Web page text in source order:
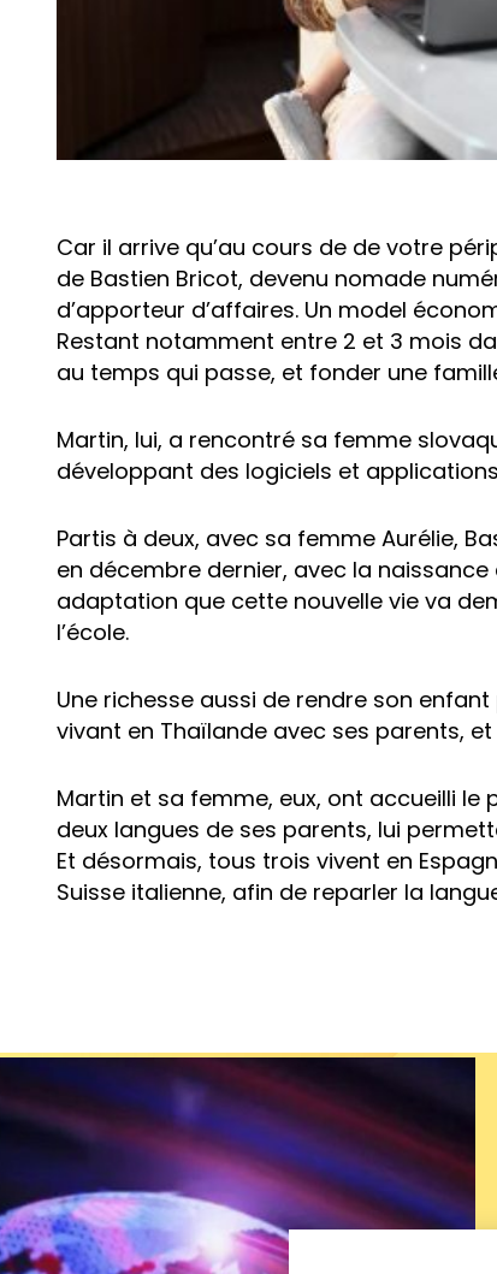
Car il arrive qu’au cours de de votre
de Bastien Bricot, devenu nomade
d’apporteur d’affaires. Un model
Restant notamment entre 2 et 3 mois
au temps qui passe, et fonder une
Martin, lui, a rencontré sa femme
développant des logiciels et
Partis à deux, avec sa femme Aurélie,
en décembre dernier, avec la
adaptation que cette nouvelle vie va
l’école.
Une richesse aussi de rendre son
vivant en Thaïlande avec ses parents,
Martin et sa femme, eux, ont accueilli le
deux langues de ses parents, lui
Et désormais, tous trois vivent en
Suisse italienne, afin de reparler la